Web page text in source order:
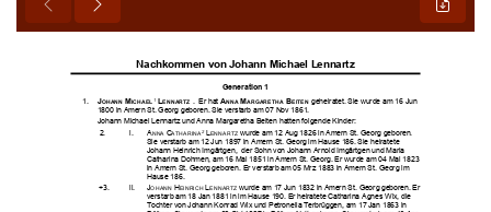


             


     





     


